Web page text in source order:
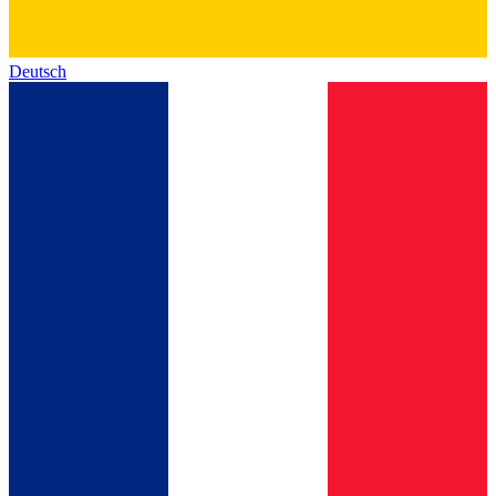
Deutsch